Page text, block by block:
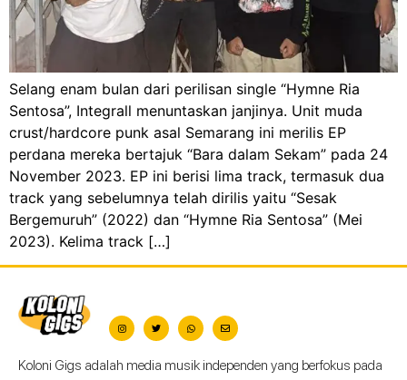
Selang enam bulan dari perilisan single “Hymne Ria
Sentosa”, Integrall menuntaskan janjinya. Unit muda
crust/hardcore punk asal Semarang ini merilis EP
perdana mereka bertajuk “Bara dalam Sekam” pada 24
November 2023. EP ini berisi lima track, termasuk dua
track yang sebelumnya telah dirilis yaitu “Sesak
Bergemuruh” (2022) dan “Hymne Ria Sentosa” (Mei
2023). Kelima track […]
Koloni Gigs adalah media musik independen yang berfokus pada